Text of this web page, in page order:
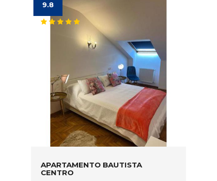
9.8
APARTAMENTO BAUTISTA
CENTRO